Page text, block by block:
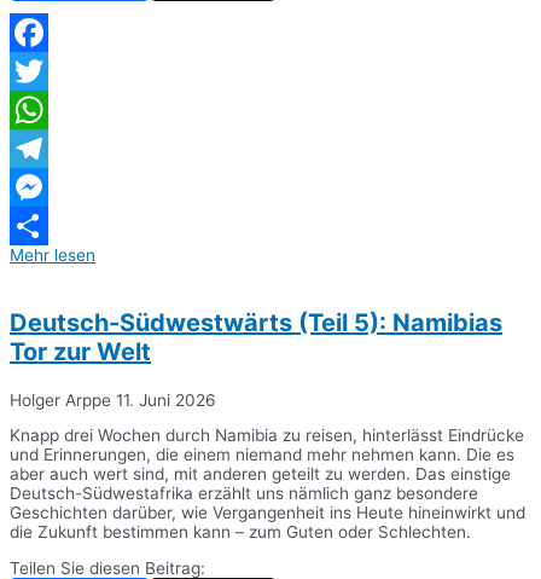
Facebook
Twitter
WhatsApp
Telegram
Messenger
Teilen
Mehr lesen
Deutsch-Südwestwärts (Teil 5): Namibias
Tor zur Welt
Holger Arppe 11. Juni 2026
Knapp drei Wochen durch Namibia zu reisen, hinterlässt Eindrücke
und Erinnerungen, die einem niemand mehr nehmen kann. Die es
aber auch wert sind, mit anderen geteilt zu werden. Das einstige
Deutsch-Südwestafrika erzählt uns nämlich ganz besondere
Geschichten darüber, wie Vergangenheit ins Heute hineinwirkt und
die Zukunft bestimmen kann – zum Guten oder Schlechten.
Teilen Sie diesen Beitrag: